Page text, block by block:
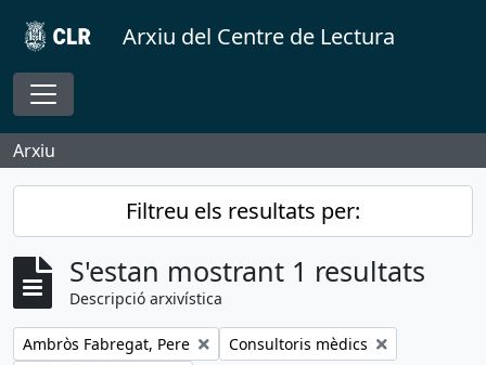
Skip to main content
Arxiu del Centre de Lectura
Toggle navigation
Arxiu
Filtreu els resultats per:
S'estan mostrant 1 resultats
Descripció arxivística
Remove filter:
Ambròs Fabregat, Pere Remove filter:
Consultoris mèdics